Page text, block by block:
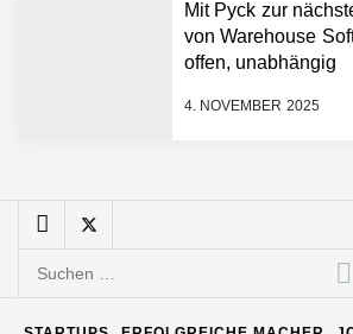
Mit Pyck zur
von Warehouse
offen, unabhängig
4. NOVEMBER 2025
Maximilian Mack
Software –
Suchen